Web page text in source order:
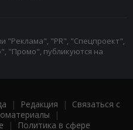
"Реклама", "PR", "Спецпроект",
"Промо", публикуются на
| Редакция | Связаться с
|
|
Политика в сфере